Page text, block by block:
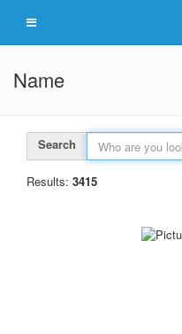
Name
Search
Results: 3415